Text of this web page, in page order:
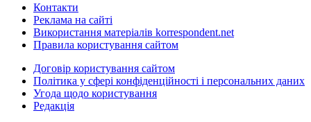
Контакти
Реклама на сайті
Використання матеріалів korrespondent.net
Правила користування сайтом
Договір користування сайтом
Політика у сфері конфіденційності і персональних даних
Угода щодо користування
Редакція